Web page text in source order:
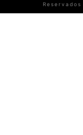
Reservados